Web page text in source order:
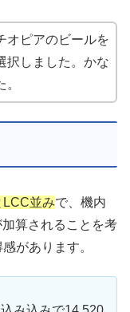
オピアのビールを
択しました。かな
並みで、機内
算されることを考
があります。